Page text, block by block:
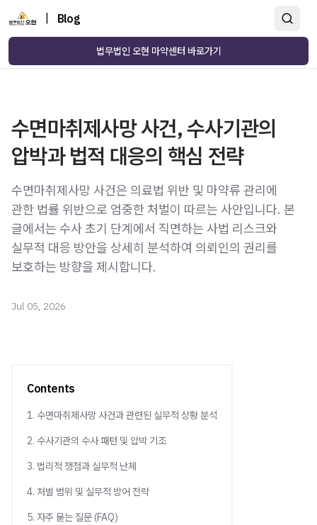
Blog
법무법인 오현 마약센터 바로가기
수면마취제사망 사건, 수사기관의
압박과 법적 대응의 핵심 전략
수면마취제사망 사건은 의료법 위반 및 마약류 관리에
관한 법률 위반으로 엄중한 처벌이 따르는 사안입니다. 본
글에서는 수사 초기 단계에서 직면하는 사법 리스크와
실무적 대응 방안을 상세히 분석하여 의뢰인의 권리를
보호하는 방향을 제시합니다.
Jul 05, 2026
Contents
1. 수면마취제사망 사건과 관련된 실무적 상황 분석
2. 수사기관의 수사 패턴 및 압박 기조
3. 법리적 쟁점과 실무적 난제
4. 처벌 범위 및 실무적 방어 전략
5. 자주 묻는 질문 (FAQ)